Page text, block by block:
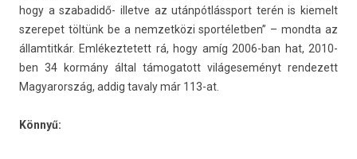
hogy a szabadidő- il­let­ve az után­pótlássport terén is kiemelt
szerepet töltünk be a nem­zetközi spor­téletb­en” – mondta az
állam­titkár. Em­lékez­tetett rá, hogy amíg 2006-ban hat, 2010-
ben 34 kormány által támogatott világeseményt re­ndezett
Magyarország, addig tava­ly már 113-at.
Könnyű: